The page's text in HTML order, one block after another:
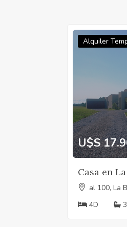
Alquiler
U$S
Casa en
al 100, La
4D
3